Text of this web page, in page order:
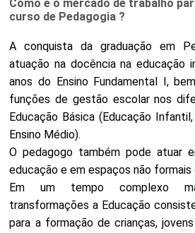
Como é o mercado de trabalho
curso de Pedagogia ?
A conquista da graduação em
atuação na docência na educação
anos do Ensino Fundamental I,
funções de gestão escolar nos
Educação Básica (Educação
Ensino Médio).
O pedagogo também pode atuar
educação e em espaços não formais
Em um tempo complexo
transformações a Educação
para a formação de crianças,